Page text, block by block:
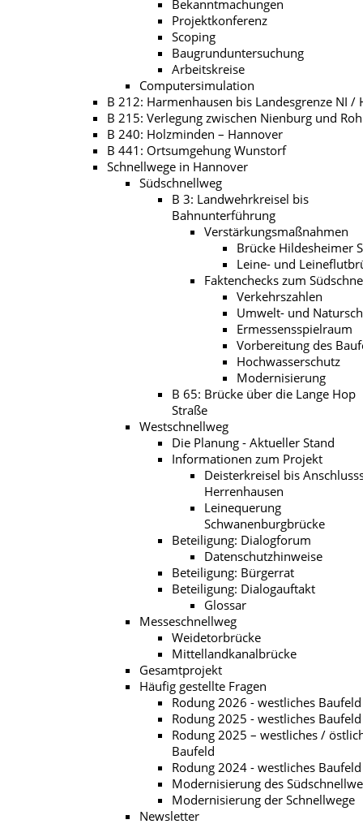
Bekanntmachungen
Projektkonferenz
Scoping
Baugrunduntersuchung
Arbeitskreise
Computersimulation
B 212: Harmenhausen bis Landesgrenze NI /
B 215: Verlegung zwischen Nienburg und
B 240: Holzminden – Hannover
B 441: Ortsumgehung Wunstorf
Schnellwege in Hannover
Südschnellweg
B 3: Landwehrkreisel bis
Bahnunterführung
Verstärkungsmaßnahmen
Brücke Hildesheimer
Leine- und
Faktenchecks zum
Verkehrszahlen
Umwelt- und
Ermessensspielraum
Vorbereitung des
Hochwasserschutz
Modernisierung
B 65: Brücke über die Lange Hop
Straße
Westschnellweg
Die Planung - Aktueller Stand
Informationen zum Projekt
Deisterkreisel bis
Herrenhausen
Leinequerung
Schwanenburgbrücke
Beteiligung: Dialogforum
Datenschutzhinweise
Beteiligung: Bürgerrat
Beteiligung: Dialogauftakt
Glossar
Messeschnellweg
Weidetorbrücke
Mittellandkanalbrücke
Gesamtprojekt
Häufig gestellte Fragen
Rodung 2026 - westliches Baufeld
Rodung 2025 - westliches Baufeld
Rodung 2025 – westliches /
Baufeld
Rodung 2024 - westliches Baufeld
Modernisierung des
Modernisierung der Schnellwege
Newsletter